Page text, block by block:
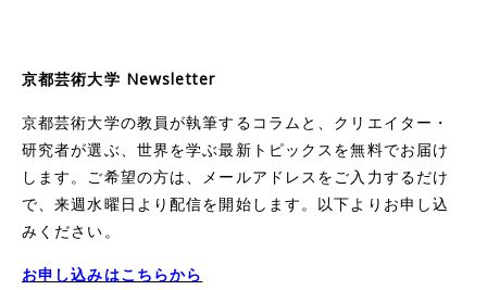
京都芸術大学 Newsletter
京都芸術大学の教員が執筆するコラムと、クリエイター・
研究者が選ぶ、世界を学ぶ最新トピックスを無料でお届け
します。ご希望の方は、メールアドレスをご入力するだけ
で、来週水曜日より配信を開始します。以下よりお申し込
みください。
お申し込みはこちらから